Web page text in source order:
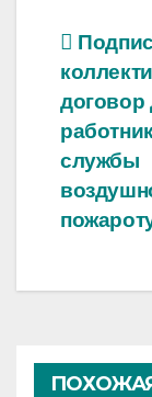
по
договор
службы